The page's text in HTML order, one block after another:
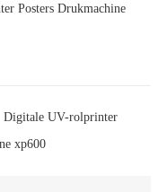
Posters Drukmachine
Digitale UV-rolprinter
xp600